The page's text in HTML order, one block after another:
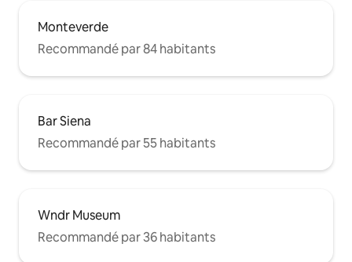
Monteverde
Recommandé par 84 habitants
Bar Siena
Recommandé par 55 habitants
Wndr Museum
Recommandé par 36 habitants